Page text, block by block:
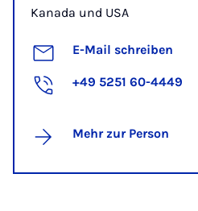
Kanada und USA
E-Mail schreiben
+49 5251 60-4449
Mehr zur Person